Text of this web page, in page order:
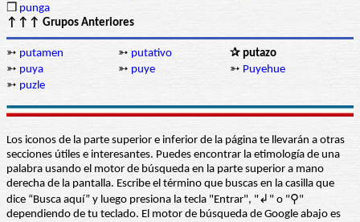
❒ punga
↑↑↑ Grupos Anteriores
➳ putamen ➳ putativo
✰ putazo
➳ puya ➳ puye ➳ Puyehue
➳ puzle
Los iconos de la parte superior e inferior de la página te llevarán a otras
secciones útiles e interesantes. Puedes encontrar la etimología de una
palabra usando el motor de búsqueda en la parte superior a mano
derecha de la pantalla. Escribe el término que buscas en la casilla que
dice “Busca aquí” y luego presiona la tecla "Entrar", "↲" o "⚲"
dependiendo de tu teclado. El motor de búsqueda de Google abajo es